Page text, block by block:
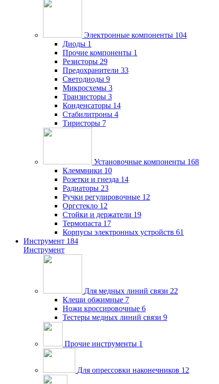
Электронные компоненты 104
Диоды 1
Прочие компоненты 1
Резисторы 29
Предохранители 33
Светодиоды 9
Микросхемы 3
Транзисторы 3
Конденсаторы 14
Стабилитроны 4
Тиристоры 7
Установочные компоненты 168
Клеммники 10
Розетки и гнезда 14
Радиаторы 23
Ручки регулировочные 12
Оргстекло 12
Стойки и держатели 19
Термопаста 17
Корпусы электронных устройств 61
Инструмент 184
Инструмент
Для медных линий связи 22
Клещи обжимные 7
Ножи кроссировочные 6
Тестеры медных линий связи 9
Прочие инструменты 1
Для опрессовки наконечников 12